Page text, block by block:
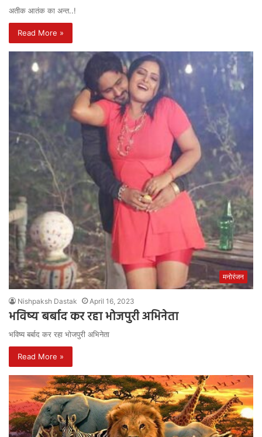
अतीक आतंक का अन्त..!
Read More »
मनोरंजन
Nishpaksh Dastak April 16, 2023
भविष्य बर्बाद कर रहा भोजपुरी अभिनेता
भविष्य बर्बाद कर रहा भोजपुरी अभिनेता
Read More »